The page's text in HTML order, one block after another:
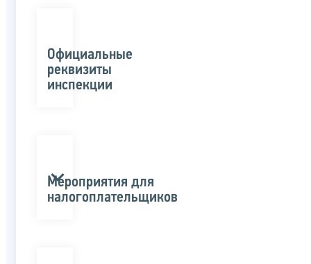
Официальные
реквизиты
инспекции
Мероприятия для
налогоплательщиков